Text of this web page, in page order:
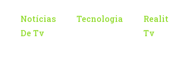
Notícias
De Tv
Tecnologia
Tv